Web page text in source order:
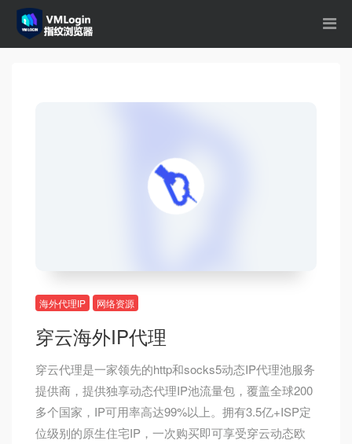
海外代理IP 网络资源
穿云海外IP代理
穿云代理是一家领先的http和socks5动态IP代理池服务
提供商，提供独享动态代理IP池流量包，覆盖全球200
多个国家，IP可用率高达99%以上。拥有3.5亿+ISP定
位级别的原生住宅IP，一次购买即可享受穿云动态欧